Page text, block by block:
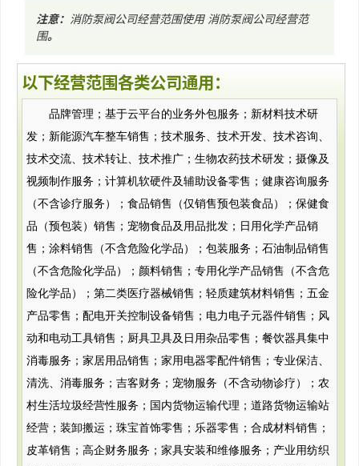
注意： 消防泵阀公司经营范围使用 消防泵阀公司经营范
围。
以下经营范围各类公司通用：
品牌管理；基于云平台的业务外包服务；新材料技术研
发；新能源汽车整车销售；技术服务、技术开发、技术咨询、
技术交流、技术转让、技术推广；生物农药技术研发；摄像及
视频制作服务；计算机软硬件及辅助设备零售；健康咨询服务
（不含诊疗服务）；食品销售（仅销售预包装食品）；保健食
品（预包装）销售；宠物食品及用品批发；日用化学产品销
售；涂料销售（不含危险化学品）；包装服务；石油制品销售
（不含危险化学品）；颜料销售；专用化学产品销售（不含危
险化学品）；第二类医疗器械销售；轻质建筑材料销售；五金
产品零售；配电开关控制设备销售；电力电子元器件销售；风
动和电动工具销售；厨具卫具及日用杂品零售；餐饮器具集中
消毒服务；家居用品销售；家用电器零配件销售；专业保洁、
清洗、消毒服务；吉客财务；宠物服务（不含动物诊疗）；农
村生活垃圾经营性服务；国内货物运输代理；道路货物运输站
经营；装卸搬运；珠宝首饰零售；乐器零售；合成材料销售；
皮革销售；高企财务服务；家具安装和维修服务；产业用纺织